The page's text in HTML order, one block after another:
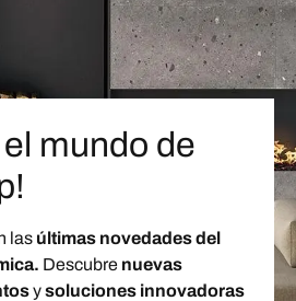
el mundo de
las últimas novedades del
Descubre nuevas
ysoluciones innovadoras